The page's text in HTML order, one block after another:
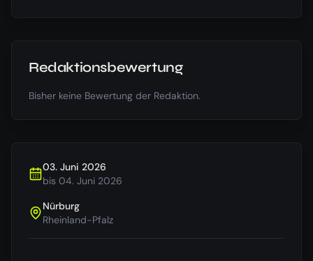
Redaktionsbewertung
Bisher keine Bewertung der Redaktion.
03. Juni 2026
bis 04. Juni 2026
Nürburg
Rheinland-Pfalz